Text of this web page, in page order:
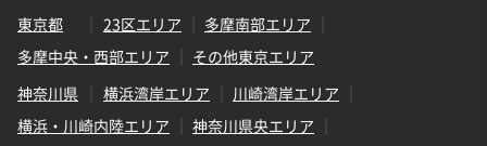
東京都
23区エリア
多摩南部エリア
多摩中央・西部エリア
その他東京エリア
神奈川県
横浜湾岸エリア
川崎湾岸エリア
横浜・川崎内陸エリア
神奈川県央エリア